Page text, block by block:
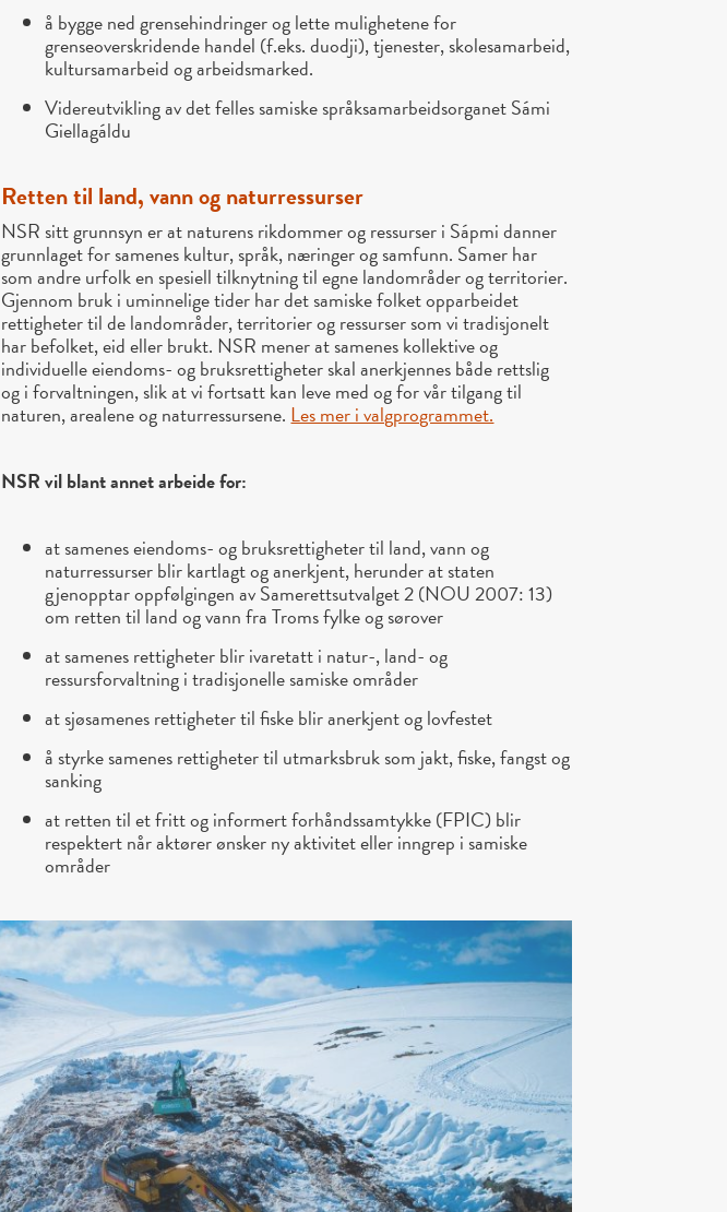
å bygge ned grensehindringer og lette mulighetene for
grenseoverskridende handel (f.eks. duodji), tjenester, skolesamarbeid,
kultursamarbeid og arbeidsmarked.
Videreutvikling av det felles samiske språksamarbeidsorganet Sámi
Giellagáldu
Retten til land, vann og naturressurser
NSR sitt grunnsyn er at naturens rikdommer og ressurser i Sápmi danner
grunnlaget for samenes kultur, språk, næringer og samfunn. Samer har
som andre urfolk en spesiell tilknytning til egne landområder og territorier.
Gjennom bruk i uminnelige tider har det samiske folket opparbeidet
rettigheter til de landområder, territorier og ressurser som vi tradisjonelt
har befolket, eid eller brukt. NSR mener at samenes kollektive og
individuelle eiendoms- og bruksrettigheter skal anerkjennes både rettslig
og i forvaltningen, slik at vi fortsatt kan leve med og for vår tilgang til
naturen, arealene og naturressursene. Les mer i valgprogrammet.
NSR vil blant annet arbeide for:
at samenes eiendoms- og bruksrettigheter til land, vann og
naturressurser blir kartlagt og anerkjent, herunder at staten
gjenopptar oppfølgingen av Samerettsutvalget 2 (NOU 2007: 13)
om retten til land og vann fra Troms fylke og sørover
at samenes rettigheter blir ivaretatt i natur-, land- og
ressursforvaltning i tradisjonelle samiske områder
at sjøsamenes rettigheter til fiske blir anerkjent og lovfestet
å styrke samenes rettigheter til utmarksbruk som jakt, fiske, fangst og
sanking
at retten til et fritt og informert forhåndssamtykke (FPIC) blir
respektert når aktører ønsker ny aktivitet eller inngrep i samiske
områder